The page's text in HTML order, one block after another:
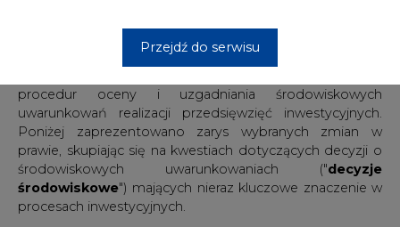
Jednym z ważniejszych zagadnień, jakie dostrzeżono w
czasie obowiązywania Ustawy OOŚ w dotychczasowych
kształcie, jest kwestia prawnych narzędzi egzekwowania
postanowień decyzji środowiskowych. Nie było jasne, na
jakiej podstawie mają być egzekwowane od inwestorów
obowiązki porealizacyjne nałożone w decyzji, czy też
dodatkowe wymogi co do przebiegu samego procesu
inwestycyjnego, jak choćby zakaz prowadzenia robót
ziemnych w okresach lęgowych. Co więcej, ostatnia
nowelizacja Dyrektywy 2011/92 wprost zobowiązała